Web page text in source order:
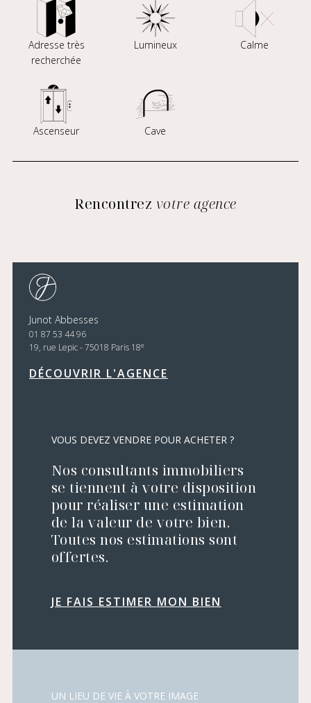
Adresse très
recherchée
Lumineux Calme
Ascenseur Cave
Rencontrez votre agence
Junot Abbesses
01 87 53 44 96
19, rue Lepic - 75018 Paris 18e
DÉCOUVRIR L'AGENCE
VOUS DEVEZ VENDRE POUR ACHETER ?
Nos consultants immobiliers
se tiennent à votre disposition
pour réaliser une estimation
de la valeur de votre bien.
Toutes nos estimations sont
offertes.
JE FAIS ESTIMER MON BIEN
UN LIEU DE VIE À VOTRE IMAGE